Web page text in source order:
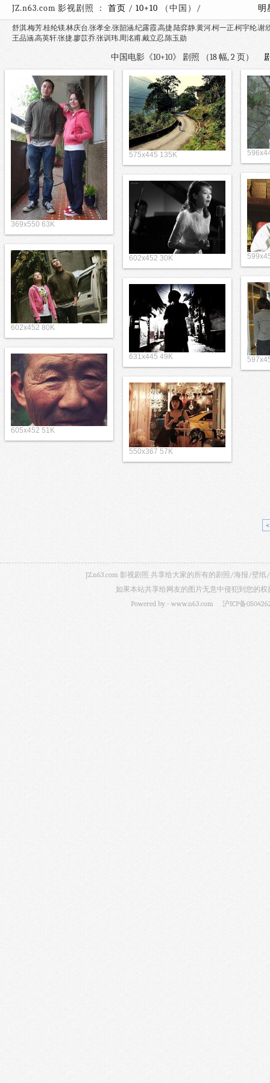
JZ.n63.com 影视剧照 ： 首页 / 10+10 （中国）/ 明
舒淇.梅芳.桂纶镁.林庆台.张孝全.张韶涵.纪露霞.高捷.陆弈静.黄河.柯一正.柯宇纶.
王品涵.高英轩.张捷.廖苡乔.张训玮.周洺甫.戴立忍.陈玉勋
中国电影《10+10》 剧照 （18 幅, 2 页）
369x550 63K
575x445 135K
602x452 30K
602x452 80K
631x445 49K
605x452 51K
550x367 57K
JZ.n63.com 影视剧照 共享给大家的所有的剧照/海报/壁
如果本站共享给网友的图片无意中侵犯到您的
Powered by - www.n63.com 沪ICP备